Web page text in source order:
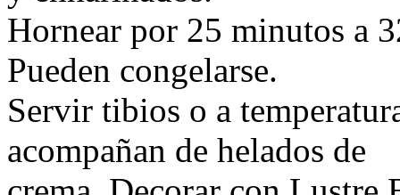
Hornear por 25 minutos a
Pueden congelarse.
Servir tibios o a
acompañan de helados de